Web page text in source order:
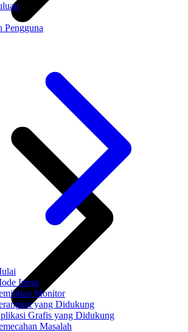
Pengguna
Input
Monitor
yang Didukung
Grafis yang Didukung
Masalah